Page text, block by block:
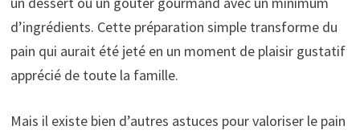
d’ingrédients. Cette préparation simple transforme du
pain qui aurait été jeté en un moment de plaisir gustatif
apprécié de toute la famille.
Mais il existe bien d’autres astuces pour valoriser le pain